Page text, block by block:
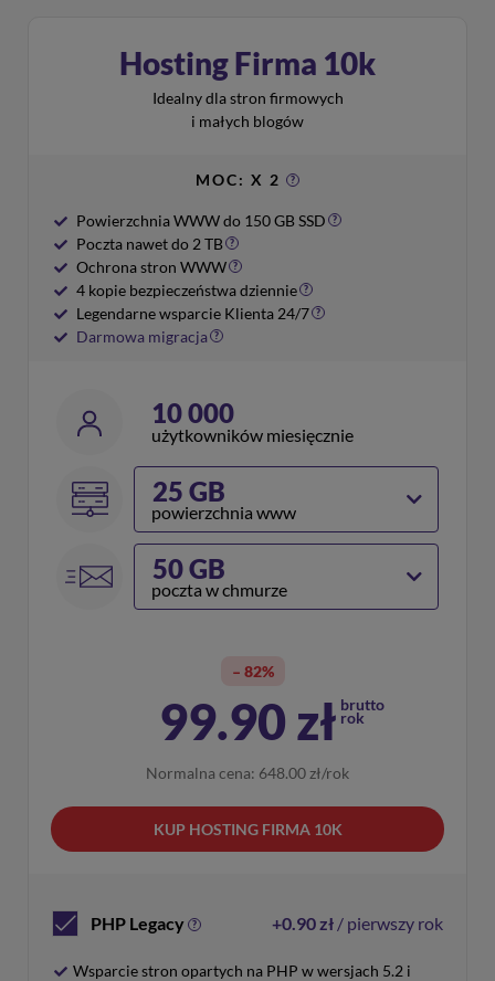
Hosting Firma 10k
Idealny dla stron firmowych
i małych blogów
MOC: X 2 ?
Powierzchnia WWW do 150 GB SSD ?
Poczta nawet do 2 TB ?
Ochrona stron WWW ?
4 kopie bezpieczeństwa dziennie ?
Legendarne wsparcie Klienta 24/7 ?
Darmowa migracja ?
10 000
użytkowników miesięcznie
25 GB
powierzchnia www
50 GB
poczta w chmurze
– 82%
99.90 zł rok
brutto
Normalna cena: 648.00 zł/rok
KUP HOSTING FIRMA 10K
PHP Legacy ? +0.90 zł / pierwszy rok
Wsparcie stron opartych na PHP w wersjach 5.2 i